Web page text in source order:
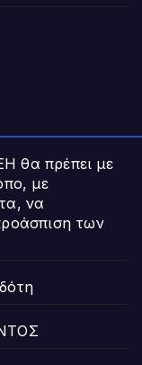
θα πρέπει με
με
να
των